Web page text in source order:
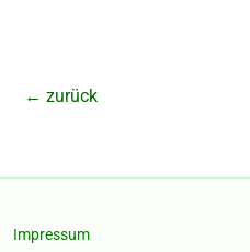
← zurück
Impressum